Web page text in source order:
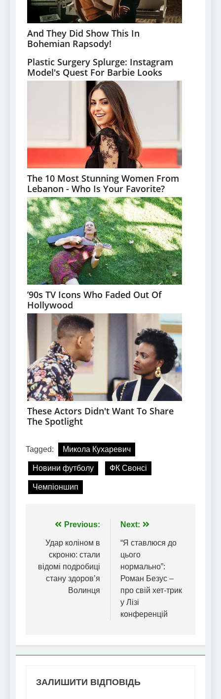
Tagged: Микола Кухаревич
Новини футболу ФК Свонсі
Чемпіоншип
Навігація
записів
Previous:
Удар коліном в
скроню: стали
відомі подробиці
стану здоровʼя
Волинця
Next:
“Я ставлюся до
цього
нормально”:
Роман Безус –
про свій хет-трик
у Лізі
конференцій
ЗАЛИШИТИ ВІДПОВІДЬ